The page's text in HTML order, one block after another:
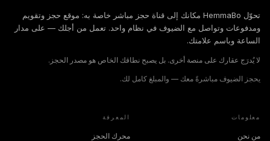
تحوّل HemmaBo مكانك إلى قناة حجز مباشر خاصة به: موقع حجز وتقويم
ومدفوعات وتواصل مع الضيوف في نظام واحد. تعمل من أجلك — على مدار
الساعة وباسم علامتك.
لا يُدرَج عقارك على منصة أخرى. بل يصبح نطاقك الخاص هو مصدر الحجز.
يحجز الضيوف مباشرةً معك — والمبلغ كامل لك.
معلومات
من نحن
المعرفة
محرك الحجز